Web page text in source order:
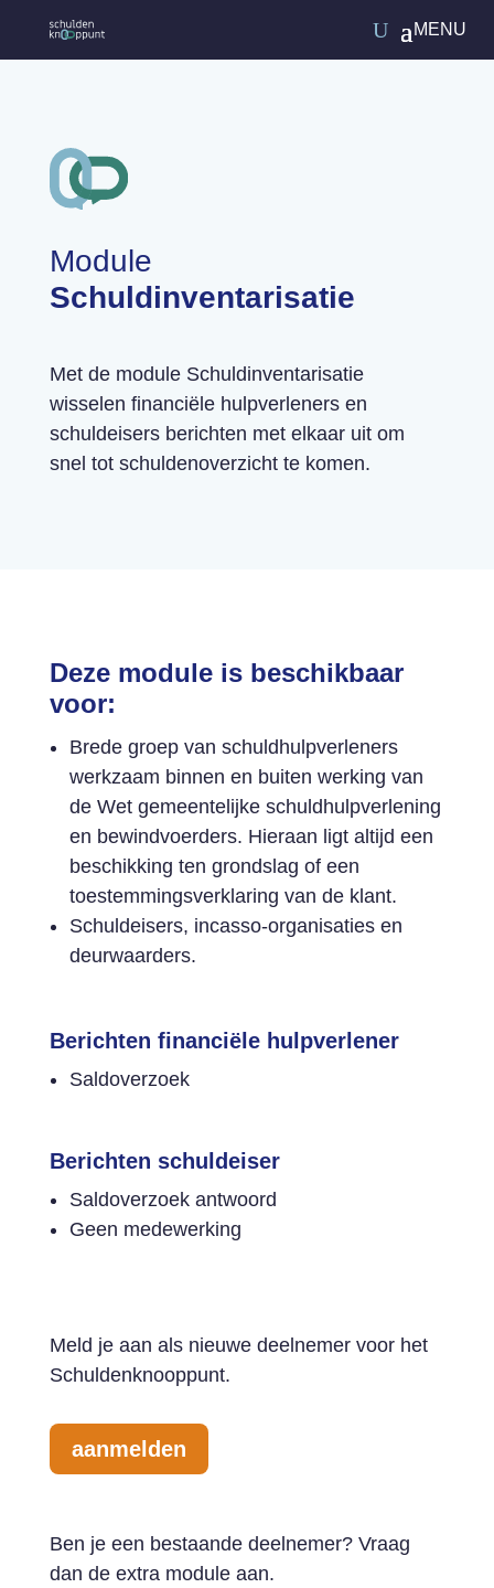
Module
Schuldinventarisatie
Met de module Schuldinventarisatie
wisselen financiële hulpverleners en
schuldeisers berichten met elkaar uit om
snel tot schuldenoverzicht te komen.
Deze module is beschikbaar
voor:
Brede groep van schuldhulpverleners
werkzaam binnen en buiten werking van
de Wet gemeentelijke schuldhulpverlening
en bewindvoerders. Hieraan ligt altijd een
beschikking ten grondslag of een
toestemmingsverklaring van de klant.
Schuldeisers, incasso-organisaties en
deurwaarders.
Berichten financiële hulpverlener
Saldoverzoek
Berichten schuldeiser
Saldoverzoek antwoord
Geen medewerking
Meld je aan als nieuwe deelnemer voor het
Schuldenknooppunt.
aanmelden
Ben je een bestaande deelnemer? Vraag
dan de extra module aan.